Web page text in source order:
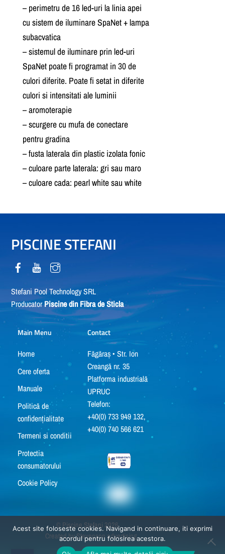
– perimetru de 16 led-uri la linia apei
cu sistem de iluminare SpaNet + lampa
subacvatica
– sistemul de iluminare prin led-uri
SpaNet poate fi programat in 30 de
culori diferite. Poate fi setat in diferite
culori si intensitati ale luminii
– aromoterapie
– scurgere cu mufa de conectare
pentru gradina
– fusta laterala din plastic izolata fonic
– culoare parte laterala: gri sau maro
– culoare cada: pearl white sau white
PISCINE STEFANI
Stefani Pool Technology SRL
ProducatorPiscine din Fibra de Sticla
Main Menu
Home
Cere oferta
Manuale
Politică de
confidențialitate
Termeni si conditii
Protectia
consumatorului
Cookie Policy
Contact
Făgăraș • Str. Ion
Creangă nr. 35
Platforma industrială
UPRUC
Telefon:
+40(0) 733 949 132,
+40(0) 740 566 621
© Piscine Stefani 2026
Created byStevenson advertising
Acest site foloseste cookies. Navigand in continuare, iti exprimi
acordul pentru folosirea acestora.